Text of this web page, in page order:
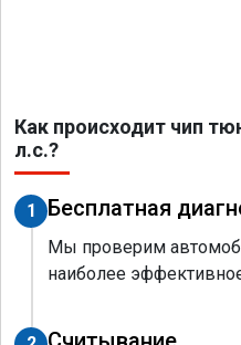
Как происходит чип
л.с.?
1 Бесплатная
Мы проверим
наиболее